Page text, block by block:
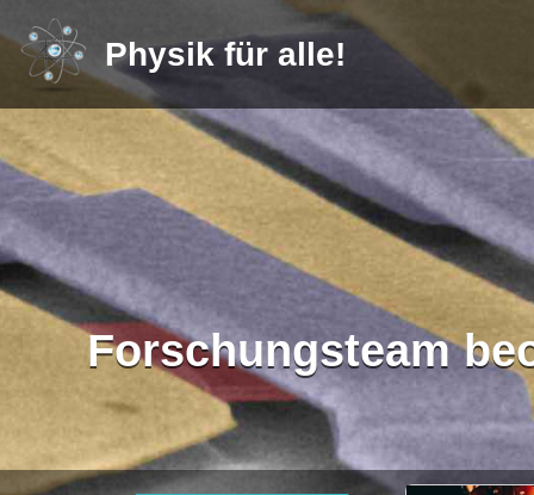
Physik für alle!
Forschungsteam